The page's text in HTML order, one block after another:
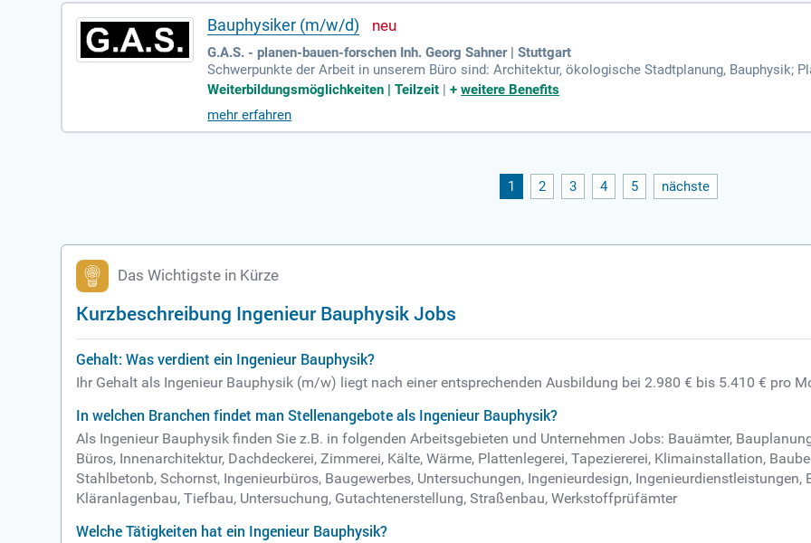
Bauphysiker (m/w/d)
G.A.S. - planen-bauen-forschen Inh. Georg Sahner | Stuttgart
Schwerpunkte der Arbeit in unserem Büro sind: Architektur, ökologische Stadtplanung, Bauphysik;
ung; Beratung und Entwicklung von Energiesystemen; Sonderthemen wie Forschung und Entwicklung
Weiterbildungsmöglichkeiten | Teilzeit |+weitere Benefits
mehr erfahren
1 2 3 4 5 nächste
Das Wichtigste in Kürze
Kurzbeschreibung Ingenieur Bauphysik Jobs
Gehalt: Was verdient ein Ingenieur Bauphysik?
Ihr Gehalt als Ingenieur Bauphysik (m/w) liegt nach einer entsprechenden Ausbildung bei 2.980 € bis 5.410 € pro
In welchen Branchen findet man Stellenangebote als Ingenieur Bauphysik?
Als Ingenieur Bauphysik finden Sie z.B. in folgenden Arbeitsgebieten und Unternehmen Jobs: Bauämter,
Büros, Innenarchitektur, Dachdeckerei, Zimmerei, Kälte, Wärme, Plattenlegerei, Tapeziererei, Klimainstallation,
Stahlbetonb, Schornst, Ingenieurbüros, Baugewerbes, Untersuchungen, Ingenieurdesign,
Kläranlagenbau, Tiefbau, Untersuchung, Gutachtenerstellung, Straßenbau, Werkstoffprüfämter
Welche Tätigkeiten hat ein Ingenieur Bauphysik?